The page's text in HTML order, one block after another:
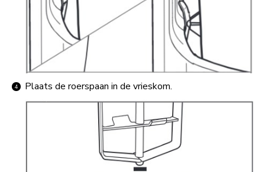
Plaats de roerspaan in de vrieskom.